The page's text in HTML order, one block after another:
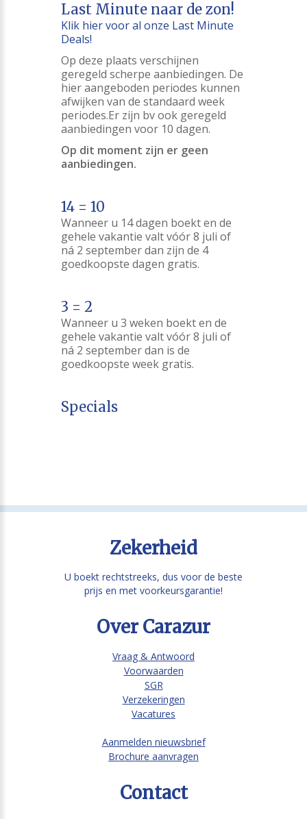
Last Minute naar de zon!
Klik hier voor al onze Last Minute
Deals!
Op deze plaats verschijnen
geregeld scherpe aanbiedingen. De
hier aangeboden periodes kunnen
afwijken van de standaard week
periodes.Er zijn bv ook geregeld
aanbiedingen voor 10 dagen.
Op dit moment zijn er geen
aanbiedingen.
14 = 10
Wanneer u 14 dagen boekt en de
gehele vakantie valt vóór 8 juli of
ná 2 september dan zijn de 4
goedkoopste dagen gratis.
3 = 2
Wanneer u 3 weken boekt en de
gehele vakantie valt vóór 8 juli of
ná 2 september dan is de
goedkoopste week gratis.
Specials
Zekerheid
U boekt rechtstreeks, dus voor de beste
prijs en met voorkeursgarantie!
Over Carazur
Vraag & Antwoord
Voorwaarden
SGR
Verzekeringen
Vacatures
Aanmelden nieuwsbrief
Brochure aanvragen
Contact